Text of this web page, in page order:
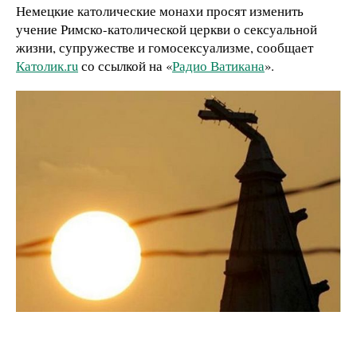
Немецкие католические монахи просят изменить
учение Римско-католической церкви о сексуальной
жизни, супружестве и гомосексуализме, сообщает
Католик.ruсо ссылкой на «Радио Ватикана».